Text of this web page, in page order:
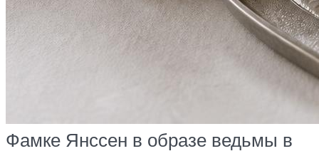
Фамке Янссен в образе ведьмы в